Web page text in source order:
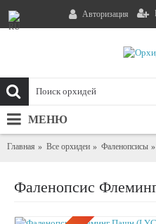
Авторизация
МЕНЮ
Главная Все орхидеи Фаленопсисы